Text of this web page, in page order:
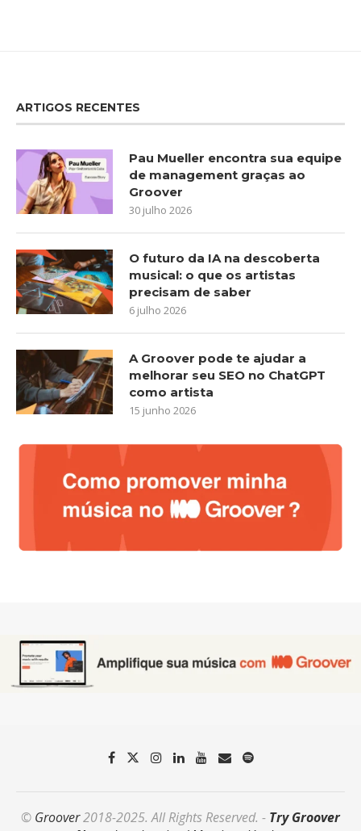
ARTIGOS RECENTES
Pau Mueller encontra sua equipe
de management graças ao
Groover
30 julho 2026
O futuro da IA na descoberta
musical: o que os artistas
precisam de saber
6 julho 2026
A Groover pode te ajudar a
melhorar seu SEO no ChatGPT
como artista
15 junho 2026
© Groover2018-2025. All Rights Reserved. - Try Groover